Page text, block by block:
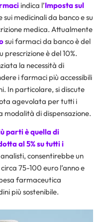
indica l’Imposta sul
medicinali da banco e su
medica. Attualmente
sui farmaci da banco è del
prescrizione è del 10%.
la necessità di
i farmaci più accessibili
In particolare, si discute
agevolata per tutti i
modalità di dispensazione.
parti è quella di
al 5% su tutti i
consentirebbe un
75-100 euro l’anno e
farmaceutica
più sostenibile.